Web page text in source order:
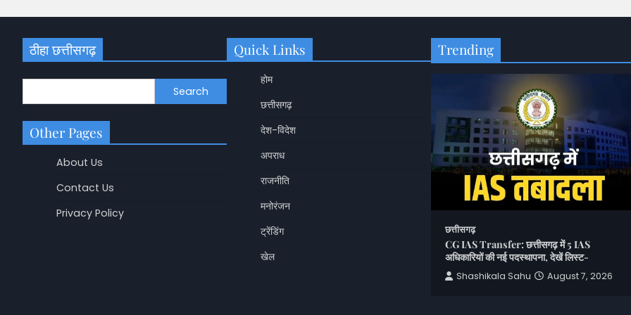
ठीहा छत्तीसगढ़
Search
Other Pages
About Us
Contact Us
Privacy Policy
Quick Links
होम
छत्तीसगढ़
देश-विदेश
अपराध
राजनीति
मनोरंजन
ट्रेंडिंग
खेल
Trending
CG News: IPS पर एक करोड़ रिश्वत लेने का
छत्तीसगढ़
CG IAS Transfer: छत्तीसगढ़ में 5 IAS
अधिकारियों की नई पदस्थापना, देखें लिस्ट-
Shashikala Sahu August 7, 2026